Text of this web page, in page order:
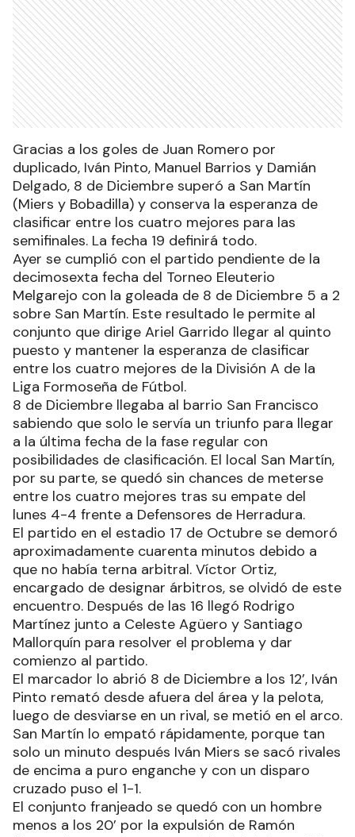
Gracias a los goles de Juan Romero por
duplicado, Iván Pinto, Manuel Barrios y Damián
Delgado, 8 de Diciembre superó a San Martín
(Miers y Bobadilla) y conserva la esperanza de
clasificar entre los cuatro mejores para las
semifinales. La fecha 19 definirá todo.
Ayer se cumplió con el partido pendiente de la
decimosexta fecha del Torneo Eleuterio
Melgarejo con la goleada de 8 de Diciembre 5 a 2
sobre San Martín. Este resultado le permite al
conjunto que dirige Ariel Garrido llegar al quinto
puesto y mantener la esperanza de clasificar
entre los cuatro mejores de la División A de la
Liga Formoseña de Fútbol.
8 de Diciembre llegaba al barrio San Francisco
sabiendo que solo le servía un triunfo para llegar
a la última fecha de la fase regular con
posibilidades de clasificación. El local San Martín,
por su parte, se quedó sin chances de meterse
entre los cuatro mejores tras su empate del
lunes 4-4 frente a Defensores de Herradura.
El partido en el estadio 17 de Octubre se demoró
aproximadamente cuarenta minutos debido a
que no había terna arbitral. Víctor Ortiz,
encargado de designar árbitros, se olvidó de este
encuentro. Después de las 16 llegó Rodrigo
Martínez junto a Celeste Agüero y Santiago
Mallorquín para resolver el problema y dar
comienzo al partido.
El marcador lo abrió 8 de Diciembre a los 12’, Iván
Pinto remató desde afuera del área y la pelota,
luego de desviarse en un rival, se metió en el arco.
San Martín lo empató rápidamente, porque tan
solo un minuto después Iván Miers se sacó rivales
de encima a puro enganche y con un disparo
cruzado puso el 1-1.
El conjunto franjeado se quedó con un hombre
menos a los 20’ por la expulsión de Ramón